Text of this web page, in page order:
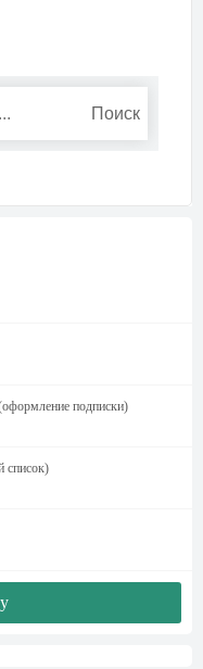
подписки)
список)